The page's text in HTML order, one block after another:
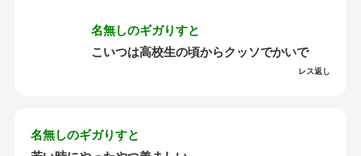
名無しのギガりすと
こいつは高校生の頃からクッソでかいで
レス返し
名無しのギガりすと